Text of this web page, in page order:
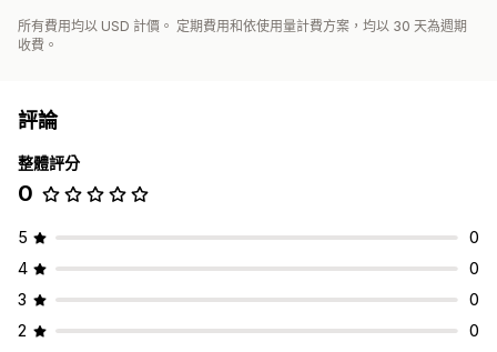
所有費用均以 USD 計價。 定期費用和依使用量計費方案，均以 30 天為週期
收費。
評論
整體評分
0
5
0
4
0
3
0
2
0